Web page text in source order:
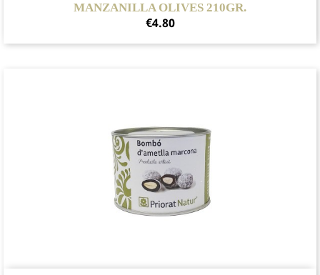
MANZANILLA OLIVES 210GR.
Price
€4.80